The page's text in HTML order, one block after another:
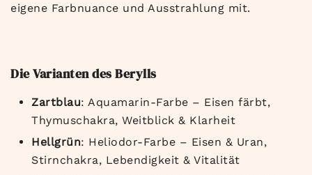
eigene Farbnuance und Ausstrahlung mit.
Die Varianten des Berylls
Zartblau: Aquamarin-Farbe – Eisen färbt,
Thymuschakra, Weitblick & Klarheit
Hellgrün: Heliodor-Farbe – Eisen & Uran,
Stirnchakra, Lebendigkeit & Vitalität